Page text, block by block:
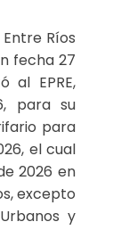
Ríos
fecha 27
al EPRE,
para su
para
el cual
2026 en
excepto
y